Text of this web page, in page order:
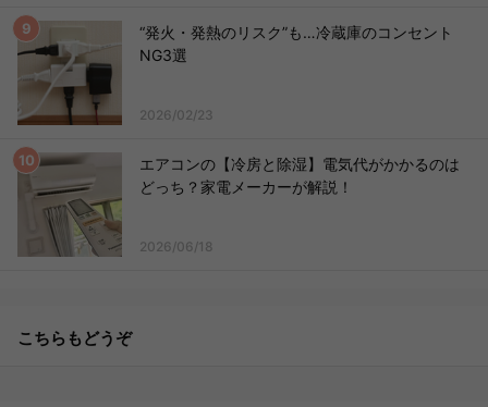
“発火・発熱のリスク”も…冷蔵庫のコンセント
NG3選
2026/02/23
エアコンの【冷房と除湿】電気代がかかるのは
どっち？家電メーカーが解説！
2026/06/18
こちらもどうぞ